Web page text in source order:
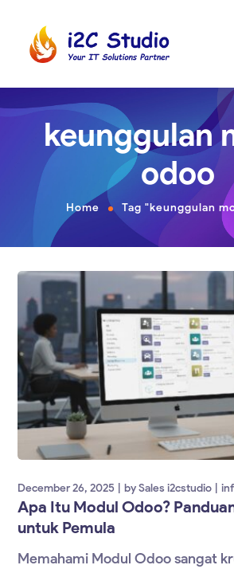
keunggulan
odoo
Home Tag "keunggulan
December 26, 2025 bySales i2cstudio
Apa Itu Modul Odoo?
untuk Pemula
Memahami Modul Odoo sangat